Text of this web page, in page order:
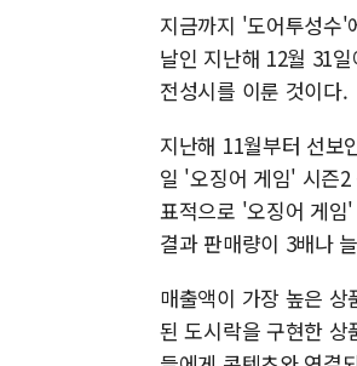
지금까지 '도어투성수'
날인 지난해 12월 31
전성시를 이룬 것이다.
지난해 11월부터 선보
일 '오징어 게임' 시즌
표적으로 '오징어 게
결과 판매량이 3배나
매출액이 가장 높은
된 도시락을 구현한